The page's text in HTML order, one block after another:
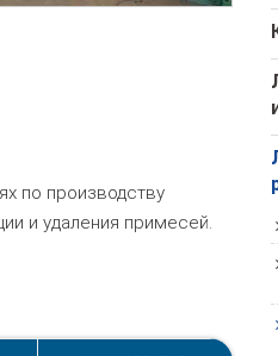
по производству
и удаления примесей.